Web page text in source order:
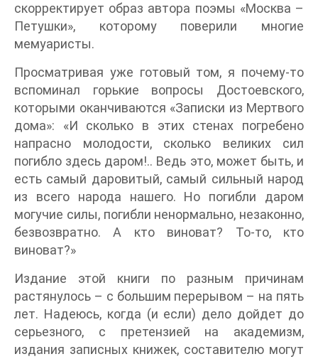
скорректирует образ автора поэмы «Москва –
Петушки», которому поверили многие
мемуаристы.
Просматривая уже готовый том, я почему-то
вспоминал горькие вопросы Достоевского,
которыми оканчиваются «Записки из Мертвого
дома»: «И сколько в этих стенах погребено
напрасно молодости, сколько великих сил
погибло здесь даром!.. Ведь это, может быть, и
есть самый даровитый, самый сильный народ
из всего народа нашего. Но погибли даром
могучие силы, погибли ненормально, незаконно,
безвозвратно. А кто виноват? То-то, кто
виноват?»
Издание этой книги по разным причинам
растянулось – с большим перерывом – на пять
лет. Надеюсь, когда (и если) дело дойдет до
серьезного, с претензией на академизм,
издания записных книжек, составителю могут